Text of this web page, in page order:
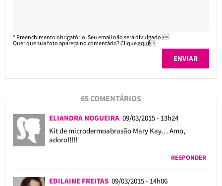
* Preenchimento obrigatório. Seu email não será divulgado.
Quer que sua foto apareça no comentário? Cliqueaqui.
65 COMENTÁRIOS
ELIANDRA NOGUEIRA 09/03/2015 - 13h24
Kit de microdermoabrasão Mary Kay… Amo,
adoro!!!!!
RESPONDER
EDILAINE FREITAS 09/03/2015 - 14h06